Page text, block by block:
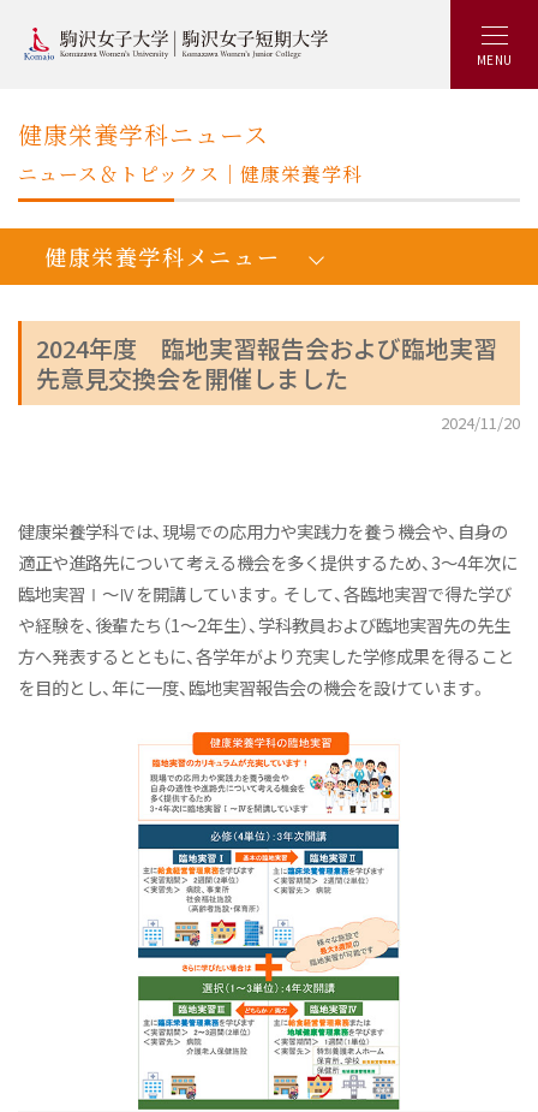
MENU
健康栄養学科ニュース
ニュース＆トピックス｜健康栄養学科
2024年度 臨地実習報告会および臨地実習
先意見交換会を開催しました
2024/11/20
健康栄養学科では、現場での応用力や実践力を養う機会や、自身の
適正や進路先について考える機会を多く提供するため、3〜4年次に
臨地実習Ⅰ〜Ⅳを開講しています。そして、各臨地実習で得た学び
や経験を、後輩たち（1〜2年生）、学科教員および臨地実習先の先生
方へ発表するとともに、各学年がより充実した学修成果を得ること
を目的とし、年に一度、臨地実習報告会の機会を設けています。
健康栄養学科メニュー
人間健康学健康栄養学科：トップ
オープンキャンパス（学科説明）
活躍するOGたち
よくあるご質問
教員紹介
アスリート栄養サポートプロジェクト
Active! Komajo Campus Life プロジェクト
ニュース&トピックス
健康栄養学科ニュース
健康と栄養にちょっといい話
オープンキャンパス（体験授業）
ニュース&トピックス：アーカイブ